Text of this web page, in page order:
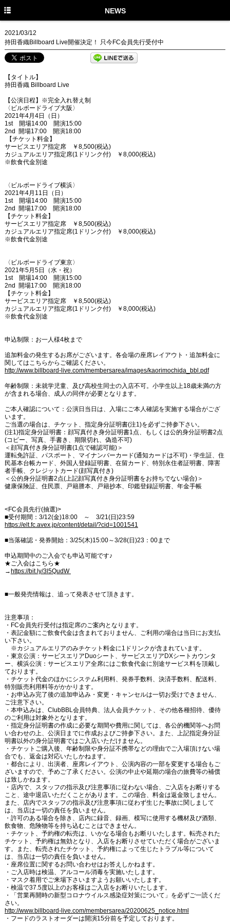
NEWS
2021/03/12
持田香織Billboard Live開催決定！ 只今FC会員先行受付中
【タイトル】
持田香織 Billboard Live
【公演日程】※完全入れ替え制
〈ビルボードライブ大阪〉
2021年4月4日（日）
1st 開場14:00 開演15:00
2nd 開場17:00 開演18:00
【チケット料金】
サービスエリア指定席 ￥8,500(税込)
カジュアルエリア指定席(1ドリンク付) ￥8,000(税込)
※飲食代金別途
〈ビルボードライブ横浜〉
2021年4月11日（日）
1st 開場14:00 開演15:00
2nd 開場17:00 開演18:00
【チケット料金】
サービスエリア指定席 ￥8,500(税込)
カジュアルエリア指定席(1ドリンク付) ￥8,000(税込)
※飲食代金別途
〈ビルボードライブ東京〉
2021年5月5日（水・祝）
1st 開場14:00 開演15:00
2nd 開場17:00 開演18:00
【チケット料金】
サービスエリア指定席 ￥8,500(税込)
カジュアルエリア指定席(1ドリンク付) ￥8,000(税込)
※飲食代金別途
申込制限：お一人様4枚まで
追加料金の発生するお席がございます。各会場の座席レイアウト・追加料金に
関してはこちらからご確認ください。
http://www.billboard-live.com/membersarea/images/kaorimochida_bbl.pdf
年齢制限：未就学児童、及び高校生同士の入店不可。小学生以上18歳未満の方
が含まれる場合、成人の同伴が必要となります。
ご本人確認について：公演日当日は、入場にご本人確認を実施する場合がござ
います。
ご当選の場合は、チケット、指定身分証明書(注1)を必ずご持参下さい。
(注1)指定身分証明書：顔写真付き身分証明書1点、もしくは公的身分証明書2点
(コピー、写真、手書き、期限切れ、偽造不可)
＜顔写真付き身分証明書(1点で確認可能)＞
運転免許証、パスポート、マイナンバーカード(通知カードは不可)・学生証、住
民基本台帳カード、外国人登録証明書、在留カード、特別永住者証明書、障害
者手帳、クレジットカード(顔写真付き)
＜公的身分証明書2点(上記顔写真付き身分証明書をお持ちでない場合)＞
健康保険証、住民票、戸籍謄本、戸籍抄本、印鑑登録証明書、年金手帳
<FC会員先行(抽選)>
■受付期間：3/12(金)18:00 ～ 3/21(日)23:59
https://elt.fc.avex.jp/content/detail/?cid=1001541
■当落確認・発券開始：3/25(木)15:00～3/28(日)23：00まで
申込期間中のご入会でも申込可能です♪
★ご入会はこちら★
→ https://bit.ly/3l5QudW
■一般発売情報は、追って発表させて頂きます。
注意事項：
・FC会員先行受付は指定席のご案内となります。
・表記金額にご飲食代金は含まれておりません、ご利用の場合は当日にお支払
い下さい。
※カジュアルエリアのみチケット料金に1ドリンクが含まれています。
・東京公演：サービスエリアDuoシート、サービスエリアDXシートカウンタ
ー、横浜公演：サービスエリア全席にはご飲食代金に別途サービス料を頂戴し
ております。
・チケット代金のほかにシステム利用料、発券手数料、決済手数料、配送料、
特別販売利用料等がかかります。
・お申込み完了後の追加申込み・変更・キャンセルは一切お受けできません、
ご注意下さい。
・本申込みは、ClubBBL会員特典、法人会員チケット、その他各種招待、優待
のご利用は対象外となります。
・指定身分証明書の作成に必要な期間や費用に関しては、各公的機関等へお問
い合わせの上、公演日までに作成およびご持参下さい。また、上記指定身分証
明書以外の身分証明書ではご入店いただけません。
・チケットご購入後、年齢制限や身分証不携帯などの理由でご入場頂けない場
合でも、返金は対応いたしかねます。
・都合により、出演者、座席レイアウト、公演内容の一部を変更する場合もご
ざいますので、予めご了承ください。公演の中止や延期の場合の旅費等の補償
は致しかねます。
・店内で、スタッフの指示及び注意事項に従わない場合、ご入店をお断りする
こと、途中退店いただくことがあります。この場合、料金は返金致しません。
また、店内でスタッフの指示及び注意事項に従わず生じた事故に関しまして
は、当店は一切の責任を負いません。
・許可のある場合を除き、店内に録音、録画、模写に使用する機材及び酒類、
飲食物、危険物等を持ち込むことはできません。
・チケット、予約権の転売は、いかなる場合もお断りいたします。転売された
チケット、予約権は無効となり、入店をお断りさせていただく場合がございま
す。また、転売されたチケット、予約権によって生じたトラブル等について
は、当店は一切の責任を負いません。
・座席位置に関するお問い合わせはお答えしかねます。
・ご入店時は検温、アルコール消毒を実施いたします。
・マスク着用でご来場下さいますようお願いいたします。
・検温で37.5度以上のお客様はご入店をお断りいたします。
・「営業再開時の新型コロナウイルス感染症対策について」を必ずご一読くだ
さい。
http://www.billboard-live.com/membersarea/20200625_notice.html
・フードのラストオーダーは開演15分前を予定しております。
NEWS
MEDIA
DISCOGRAPHY
GOODS
もかのま
PHOTO GALLERY